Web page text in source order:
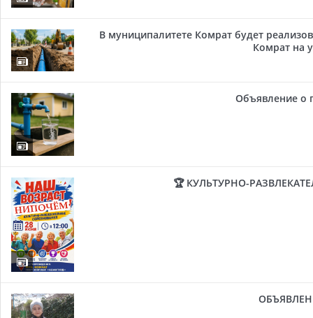
В муниципалитете Комрат будет
Комрат на
Объявление о
🏆 КУЛЬТУРНО-